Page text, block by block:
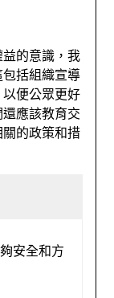
的意識，我
括組織宣導
便公眾更好
應該教育交
的政策和措
安全和方